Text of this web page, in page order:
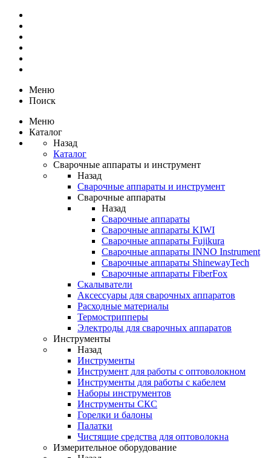
Меню
Поиск
Меню
Каталог
Назад
Каталог
Сварочные аппараты и инструмент
Назад
Сварочные аппараты и инструмент
Сварочные аппараты
Назад
Сварочные аппараты
Сварочные аппараты KIWI
Сварочные аппараты Fujikura
Сварочные аппараты INNO Instrument
Сварочные аппараты ShinewayTech
Cварочные аппараты FiberFox
Скалыватели
Аксессуары для сварочных аппаратов
Расходные материалы
Термострипперы
Электроды для сварочных аппаратов
Инструменты
Назад
Инструменты
Инструмент для работы с оптоволокном
Инструменты для работы с кабелем
Наборы инструментов
Инструменты СКС
Горелки и балоны
Палатки
Чистящие средства для оптоволокна
Измерительное оборудование